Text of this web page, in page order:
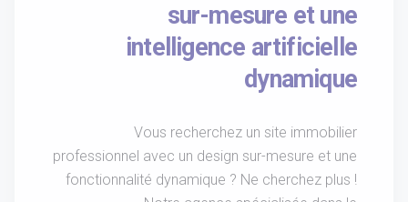
sur-mesure et une
intelligence artificielle
dynamique
Vous recherchez un site immobilier
professionnel avec un design sur-mesure et une
fonctionnalité dynamique ? Ne cherchez plus !